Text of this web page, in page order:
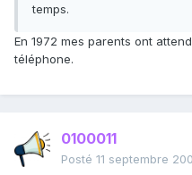
temps.
En 1972 mes parents ont
téléphone.
0100011
Posté 11 septembre